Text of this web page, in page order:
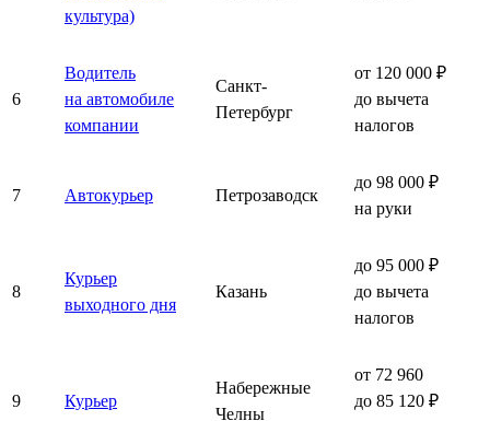
культура)
6
Водитель
на автомобиле
компании
Санкт-
Петербург
от 120 000 ₽
до вычета
налогов
7 Автокурьер Петрозаводск
до 98 000 ₽
на руки
8
Курьер
выходного дня
Казань
до 95 000 ₽
до вычета
налогов
9 Курьер
Набережные
Челны
от 72 960
до 85 120 ₽